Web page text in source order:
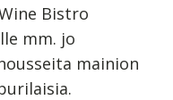
Bistro
mm. jo
mainion